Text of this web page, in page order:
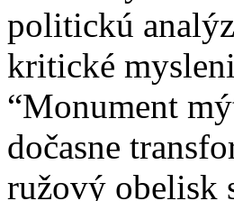
politickú
kritické
“Monument
dočasne
ružový obelisk